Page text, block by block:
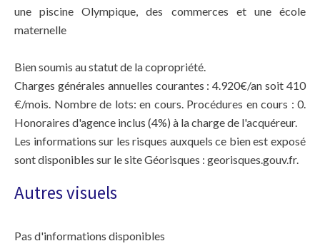
une piscine Olympique, des commerces et une école
maternelle
Bien soumis au statut de la copropriété.
Charges générales annuelles courantes : 4.920€/an soit 410
€/mois. Nombre de lots: en cours. Procédures en cours : 0.
Honoraires d'agence inclus (4%) à la charge de l'acquéreur.
Les informations sur les risques auxquels ce bien est exposé
sont disponibles sur le site Géorisques : georisques.gouv.fr.
Autres visuels
Pas d'informations disponibles